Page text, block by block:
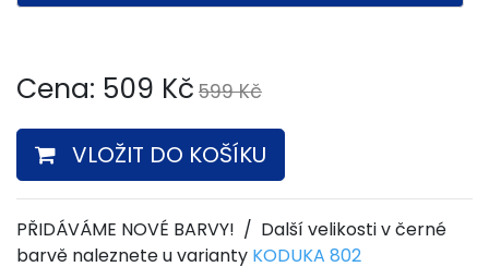
Cena: 509 Kč 599 Kč
VLOŽIT DO KOŠÍKU
PŘIDÁVÁME NOVÉ BARVY! / Další velikosti v černé
barvě naleznete u varianty KODUKA 802